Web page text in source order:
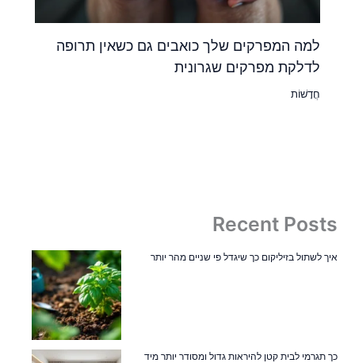
למה המפרקים שלך כואבים גם כשאין תרופה
לדלקת מפרקים שגרונית
חֲדָשׁוֹת
Recent Posts
איך לשתול בזיליקום כך שיגדל פי שניים מהר יותר
כך תגרמי לבית קטן להיראות גדול ומסודר יותר מיד